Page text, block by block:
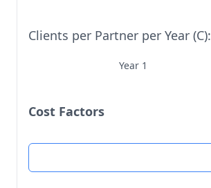
Clients per Partner per Year (C):
Year 1
Cost Factors